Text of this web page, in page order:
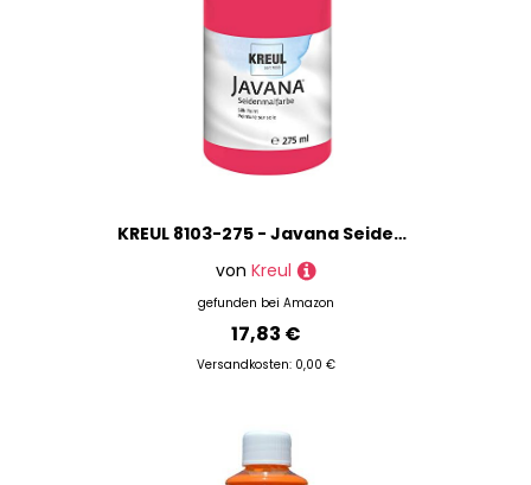
KREUL 8103-275 - Javana Seidenmalfarbe 275 ml, rot, hochpigmentierte und brillante Farbe auf Wasserbasis, mit fließend flüssigem Charakter, dringt tief in die Fasern ein
von Kreul
gefunden bei Amazon
17,83 €
Versandkosten: 0,00 €